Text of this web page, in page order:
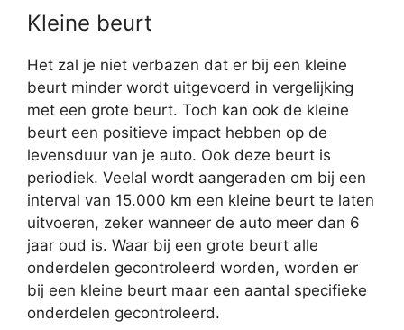
Kleine beurt
Het zal je niet verbazen dat er bij een kleine
beurt minder wordt uitgevoerd in vergelijking
met een grote beurt. Toch kan ook de kleine
beurt een positieve impact hebben op de
levensduur van je auto. Ook deze beurt is
periodiek. Veelal wordt aangeraden om bij een
interval van 15.000 km een kleine beurt te laten
uitvoeren, zeker wanneer de auto meer dan 6
jaar oud is. Waar bij een grote beurt alle
onderdelen gecontroleerd worden, worden er
bij een kleine beurt maar een aantal specifieke
onderdelen gecontroleerd.